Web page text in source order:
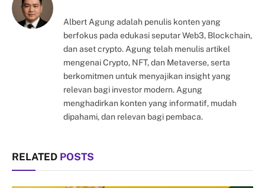
Albert Agung adalah penulis konten yang
berfokus pada edukasi seputar Web3, Blockchain,
dan aset crypto. Agung telah menulis artikel
mengenai Crypto, NFT, dan Metaverse, serta
berkomitmen untuk menyajikan insight yang
relevan bagi investor modern. Agung
menghadirkan konten yang informatif, mudah
dipahami, dan relevan bagi pembaca.
RELATED POSTS